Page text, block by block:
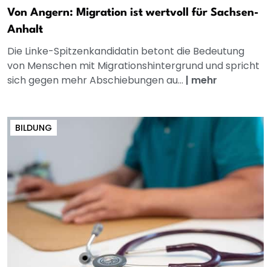
Von Angern: Migration ist wertvoll für Sachsen-
Anhalt
Die Linke-Spitzenkandidatin betont die Bedeutung
von Menschen mit Migrationshintergrund und spricht
sich gegen mehr Abschiebungen au... | mehr
BILDUNG